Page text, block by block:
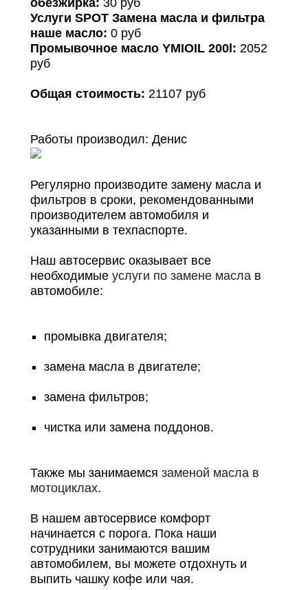
обезжирка: 30 руб
Услуги SPOT Замена масла и фильтра
наше масло: 0 руб
Промывочное масло YMIOIL 200l: 2052
руб
Общая стоимость: 21107 руб
Работы производил: Денис
Регулярно производите замену масла и
фильтров в сроки, рекомендованными
производителем автомобиля и
указанными в техпаспорте.
Наш автосервис оказывает все
необходимые услуги по замене масла в
автомобиле:
промывка двигателя;
замена масла в двигателе;
замена фильтров;
чистка или замена поддонов.
Также мы занимаемся заменой масла в
мотоциклах.
В нашем автосервисе комфорт
начинается с порога. Пока наши
сотрудники занимаются вашим
автомобилем, вы можете отдохнуть и
выпить чашку кофе или чая.
Онлайн запись
Номер телефона
ОК